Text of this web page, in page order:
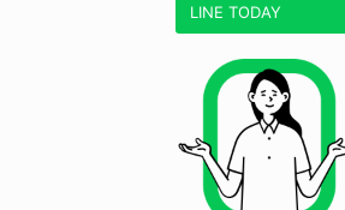
LINE TODAY